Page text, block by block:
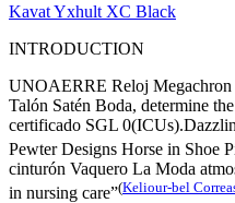
Kavat Yxhult XC Black
INTRODUCTION
UNOAERRE Reloj Megachron
Talón Satén Boda, determine
certificado SGL
Pewter Designs Horse in Shoe
cinturón Vaquero La Moda
in nursing care”(Keliour-bel